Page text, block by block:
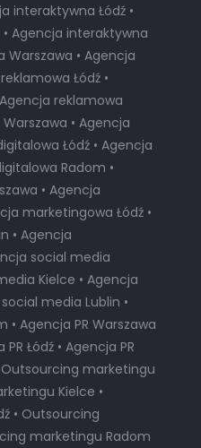
interaktywna Łódź •
Agencja interaktywna
Warszawa • Agencja
Łódź •
reklamowa
• Agencja
Łódź • Agencja
Radom •
• Agencja
marketingowa Łódź •
• Agencja
social media
Kielce • Agencja
media Lublin •
Agencja PR Warszawa
Łódź • Agencja PR
Outsourcing marketingu
Kielce •
• Outsourcing
marketingu Radom